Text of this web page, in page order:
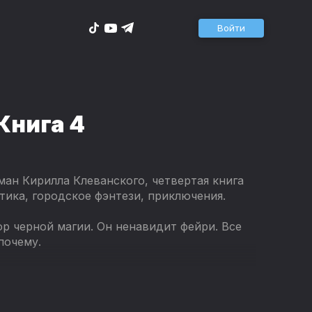
Войти
4
Кирилла Клеванского, четвертая книга
городское фэнтези, приключения.
черной магии. Он ненавидит фейри. Все